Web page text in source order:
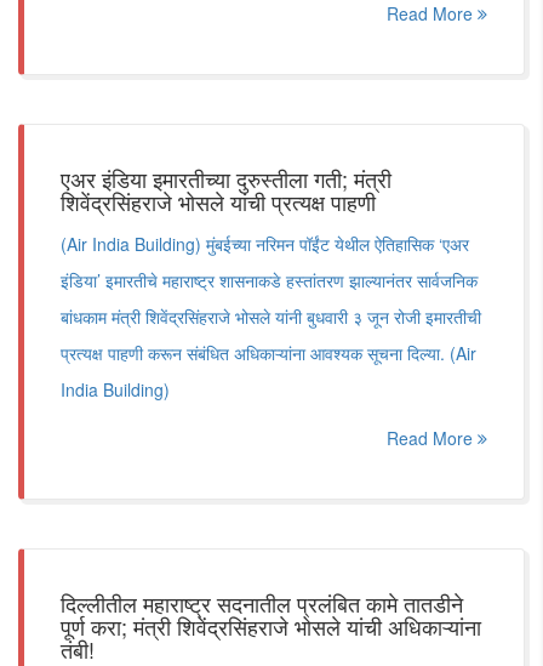
Read More
एअर इंडिया इमारतीच्या दुरुस्तीला गती; मंत्री
शिवेंद्रसिंहराजे भोसले यांची प्रत्यक्ष पाहणी
(Air India Building) मुंबईच्या नरिमन पॉईंट येथील ऐतिहासिक ‘एअर
इंडिया’ इमारतीचे महाराष्ट्र शासनाकडे हस्तांतरण झाल्यानंतर सार्वजनिक
बांधकाम मंत्री शिवेंद्रसिंहराजे भोसले यांनी बुधवारी ३ जून रोजी इमारतीची
प्रत्यक्ष पाहणी करून संबंधित अधिकाऱ्यांना आवश्यक सूचना दिल्या. (Air
India Building)
Read More
दिल्लीतील महाराष्ट्र सदनातील प्रलंबित कामे तातडीने
पूर्ण करा; मंत्री शिवेंद्रसिंहराजे भोसले यांची अधिकाऱ्यांना
तंबी!